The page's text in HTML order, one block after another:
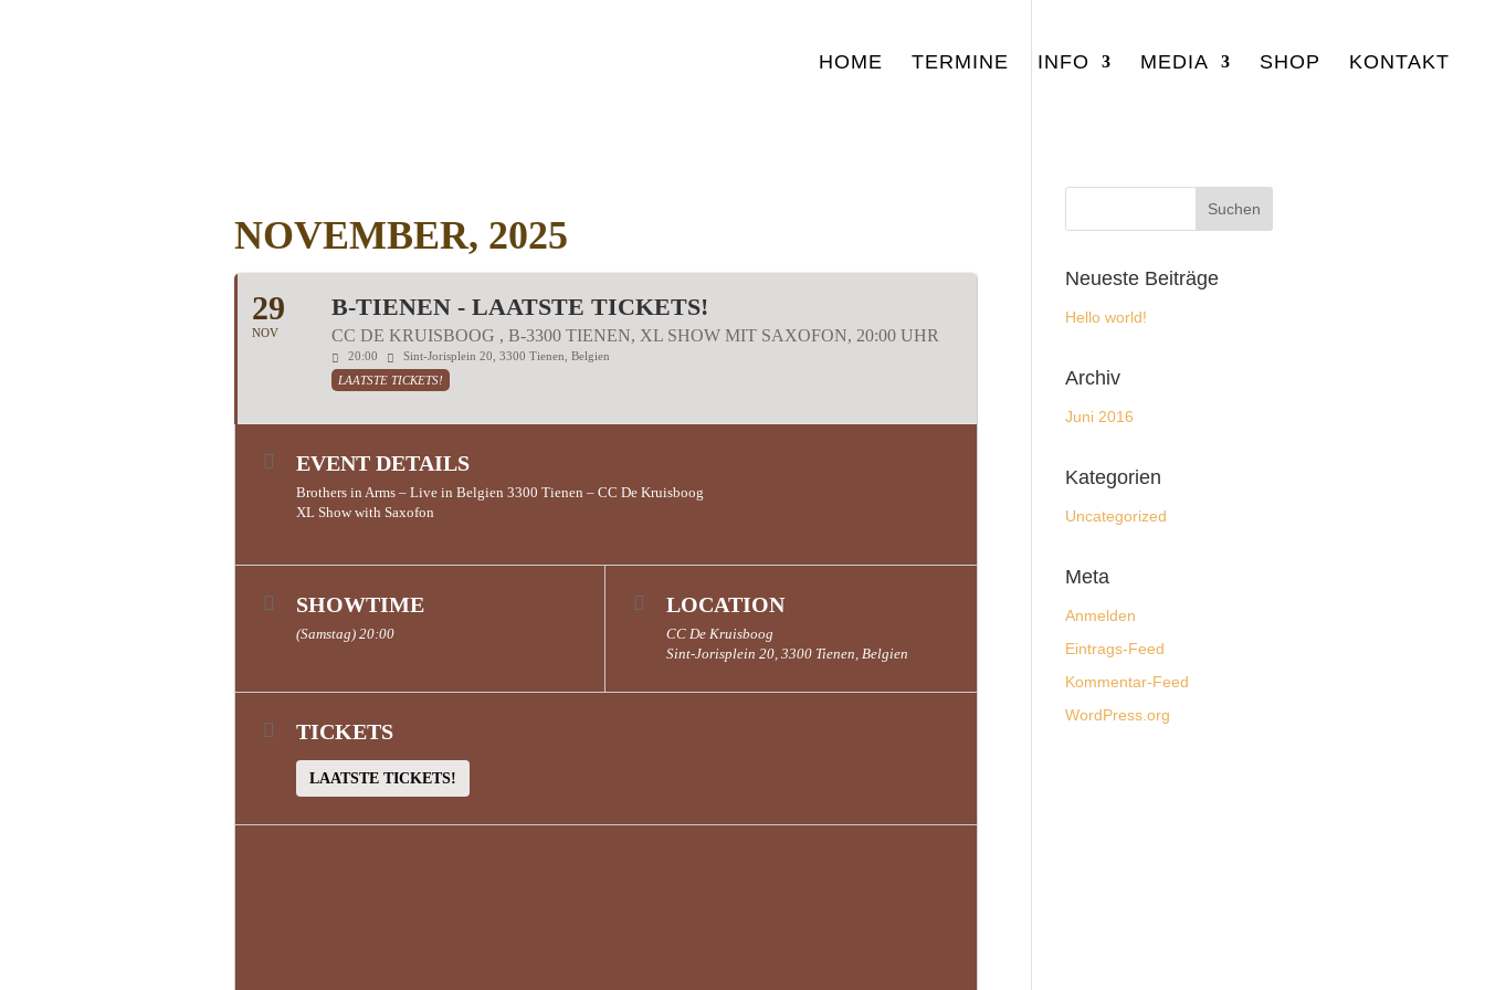
HOME TERMINE INFO MEDIA SHOP KONTAKT
NOVEMBER, 2025
29
NOV
B-TIENEN - LAATSTE TICKETS!
CC DE KRUISBOOG , B-3300 TIENEN, XL SHOW MIT SAXOFON, 20:00 UHR
20:00
Sint-Jorisplein 20, 3300 Tienen, Belgien
LAATSTE TICKETS!
EVENT DETAILS
Brothers in Arms – Live in Belgien 3300 Tienen – CC De Kruisboog
XL Show with Saxofon
SHOWTIME
(Samstag) 20:00
LOCATION
CC De Kruisboog
Sint-Jorisplein 20, 3300 Tienen, Belgien
TICKETS
LAATSTE TICKETS!
Neueste Beiträge
Hello world!
Archiv
Juni 2016
Kategorien
Uncategorized
Meta
Anmelden
Eintrags-Feed
Kommentar-Feed
WordPress.org